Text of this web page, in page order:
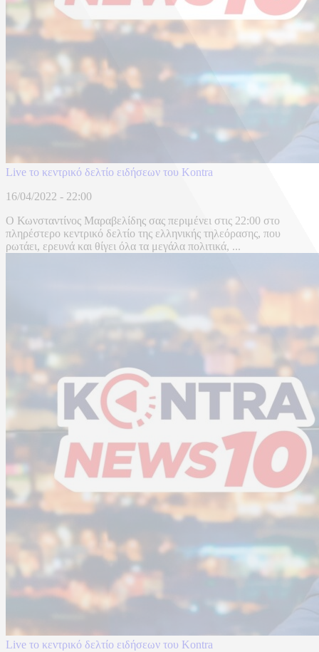
Live το κεντρικό δελτίο ειδήσεων του Kontra
16/04/2022 - 22:00
Ο Κωνσταντίνος Μαραβελίδης σας περιμένει στις 22:00 στο
πληρέστερο κεντρικό δελτίο της ελληνικής τηλεόρασης, που
ρωτάει, ερευνά και θίγει όλα τα μεγάλα πολιτικά, ...
Live το κεντρικό δελτίο ειδήσεων του Kontra